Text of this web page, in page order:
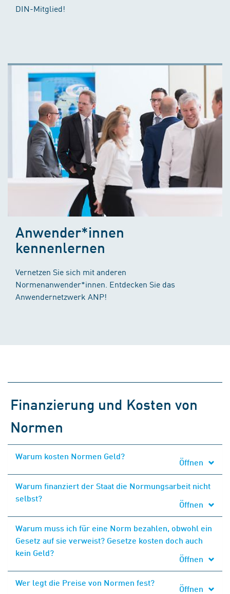
DIN-Mitglied!
Anwender*innen
kennenlernen
Vernetzen Sie sich mit anderen
Normenanwender*innen. Entdecken Sie das
Anwendernetzwerk ANP!
Finanzierung und Kosten von
Normen
Warum kosten Normen Geld?
Öffnen
Warum finanziert der Staat die Normungsarbeit nicht
selbst?
Öffnen
Warum muss ich für eine Norm bezahlen, obwohl ein
Gesetz auf sie verweist? Gesetze kosten doch auch
kein Geld?
Öffnen
Wer legt die Preise von Normen fest?
Öffnen